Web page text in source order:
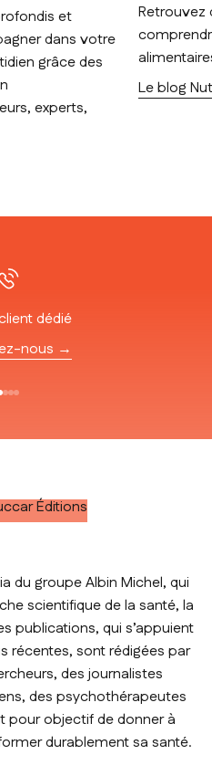
et
dans votre
grâce des
experts,
Retrouvez
Le blog
dédié
nous →
Éditions
du groupe Albin Michel, qui
scientifique de la santé, la
publications, qui s’appuient
récentes, sont rédigées par
des journalistes
des psychothérapeutes
pour objectif de donner à
durablement sa santé.